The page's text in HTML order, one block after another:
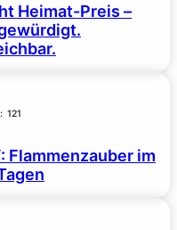
Heimat-Preis –
121
Flammenzauber im